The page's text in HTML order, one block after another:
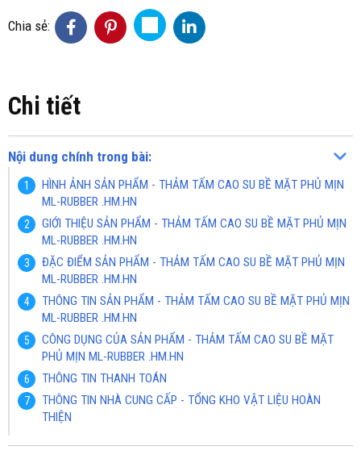
Chia sẻ:
Chi tiết
Nội dung chính trong bài:
HÌNH ẢNH SẢN PHẨM - THẢM TẤM CAO SU BỀ MẶT PHỦ MỊN
ML-RUBBER .HM.HN
GIỚI THIỆU SẢN PHẨM - THẢM TẤM CAO SU BỀ MẶT PHỦ MỊN
ML-RUBBER .HM.HN
ĐẶC ĐIỂM SẢN PHẨM - THẢM TẤM CAO SU BỀ MẶT PHỦ MỊN
ML-RUBBER .HM.HN
THÔNG TIN SẢN PHẨM - THẢM TẤM CAO SU BỀ MẶT PHỦ MỊN
ML-RUBBER .HM.HN
CÔNG DỤNG CỦA SẢN PHẨM - THẢM TẤM CAO SU BỀ MẶT
PHỦ MỊN ML-RUBBER .HM.HN
THÔNG TIN THANH TOÁN
THÔNG TIN NHÀ CUNG CẤP - TỔNG KHO VẬT LIỆU HOÀN
THIỆN